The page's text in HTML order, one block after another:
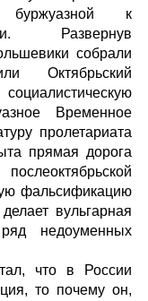
к
Развернув
собрали
Октябрьский
Временное
пролетариата
прямая дорога
фальсификацию
вульгарная
недоуменных
что в России
то почему он,